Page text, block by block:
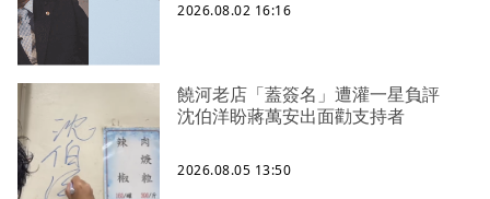
2026.08.02 16:16
饒河老店「蓋簽名」遭灌一星負評
沈伯洋盼蔣萬安出面勸支持者
2026.08.05 13:50